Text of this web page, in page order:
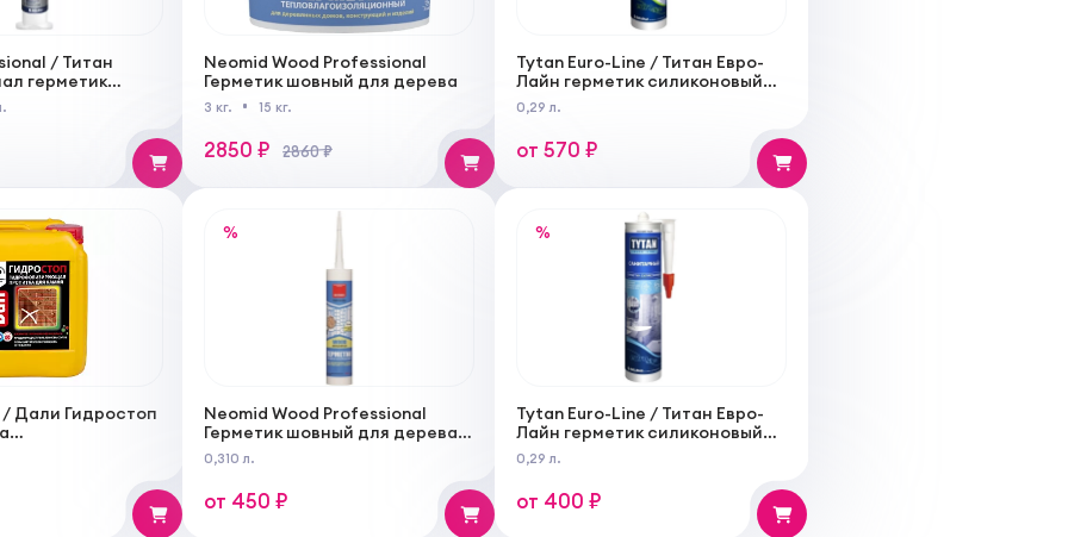
/ Титан
герметик
универсальный
Neomid Wood Professional
Герметик шовный для дерева
3 кг. 15 кг.
2850 ₽ 2860 ₽
Tytan Euro-Line / Титан Евро-
Лайн герметик силиконовый
универсальный
0,29 л.
от 570 ₽
/ Дали Гидростоп
для
поверхностей
%
Neomid Wood Professional
Герметик шовный для дерева,
картридж
0,310 л.
от 450 ₽
%
Tytan Euro-Line / Титан Евро-
Лайн герметик силиконовый
санитарный
0,29 л.
от 400 ₽